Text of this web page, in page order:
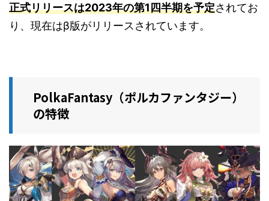
正式リリースは2023年の第1四半期を予定されてお
り、現在はβ版がリリースされています。
PolkaFantasy（ポルカファンタジー）
の特徴